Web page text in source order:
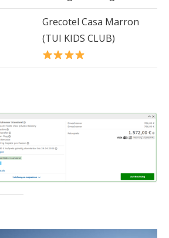
Grecotel Casa Marron
(TUI KIDS CLUB)